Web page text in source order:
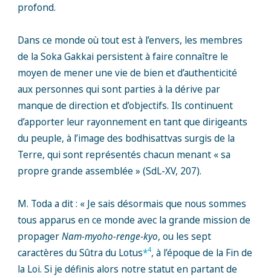
profond.
Dans ce monde où tout est à l’envers, les membres
de la Soka Gakkai persistent à faire connaître le
moyen de mener une vie de bien et d’authenticité
aux personnes qui sont parties à la dérive par
manque de direction et d’objectifs. Ils continuent
d’apporter leur rayonnement en tant que dirigeants
du peuple, à l’image des bodhisattvas surgis de la
Terre, qui sont représentés chacun menant « sa
propre grande assemblée » (SdL-XV, 207).
M. Toda a dit : « Je sais désormais que nous sommes
tous apparus en ce monde avec la grande mission de
propagerNam-myoho-renge-kyo, ou les sept
caractères du Sûtra du Lotus*4, à l’époque de la Fin de
la Loi. Si je définis alors notre statut en partant de